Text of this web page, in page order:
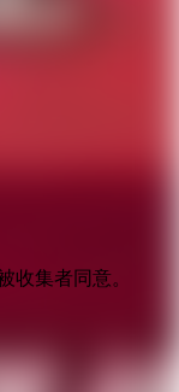
收集者同意。